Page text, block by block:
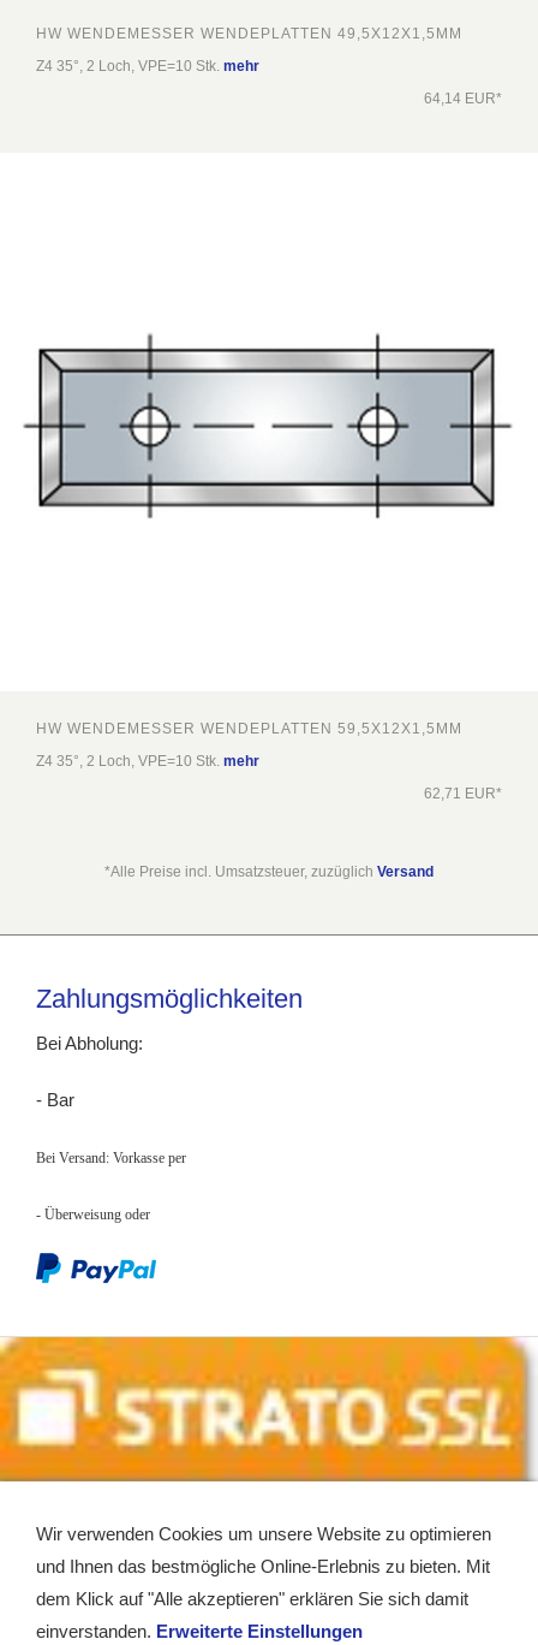
HW WENDEMESSER WENDEPLATTEN 49,5X12X1,5MM
Z4 35°, 2 Loch, VPE=10 Stk. mehr
64,14 EUR*
HW WENDEMESSER WENDEPLATTEN 59,5X12X1,5MM
Z4 35°, 2 Loch, VPE=10 Stk. mehr
62,71 EUR*
*Alle Preise incl. Umsatzsteuer, zuzüglich Versand
Zahlungsmöglichkeiten
Bei Abholung:
- Bar
Bei Versand: Vorkasse per
- Überweisung oder
Wir verwenden Cookies um unsere Website zu optimieren
und Ihnen das bestmögliche Online-Erlebnis zu bieten. Mit
dem Klick auf "Alle akzeptieren" erklären Sie sich damit
einverstanden. Erweiterte Einstellungen